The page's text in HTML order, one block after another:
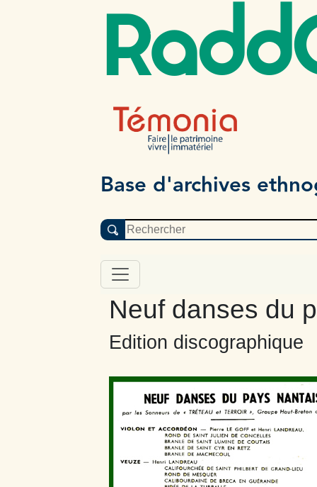
Base d'archives
Neuf danses du
Edition discographique